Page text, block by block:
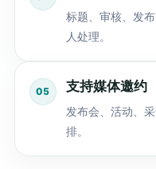
标题、审核、发
人处理。
支持媒体邀约
发布会、活动、
排。